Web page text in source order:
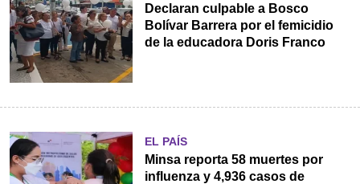
Declaran culpable a Bosco
Bolívar Barrera por el femicidio
de la educadora Doris Franco
EL PAÍS
Minsa reporta 58 muertes por
influenza y 4,936 casos de